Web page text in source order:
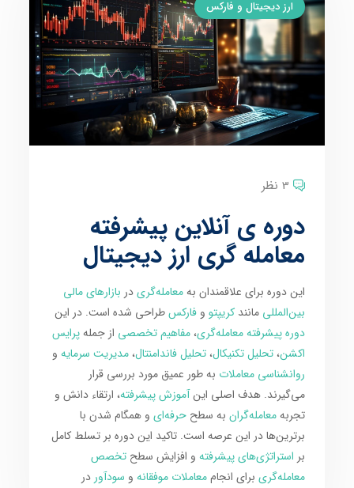
ارز دیجیتال و فارکس
3 نظر
دوره ی آنلاین پیشرفته
معامله گری ارز دیجیتال
این دوره برای علاقمندان بهمعامله‌گریدر بازارهای مالی
بین‌المللی مانندکریپتو وفارکسطراحی شده است. در این
دوره پیشرفته معامله‌گری،مفاهیم تخصصی از جملهپرایس
اکشن،تحلیل تکنیکال،تحلیل فاندامنتال،مدیریت سرمایه و
روانشناسی معاملات به طور عمیق مورد بررسی قرار
می‌گیرند. هدف اصلی اینآموزش پیشرفته، ارتقاء دانش و
تجربهمعامله‌گران به سطححرفه‌ای و همگام شدن با
برترین‌ها در این عرصه است. تاکید این دوره بر تسلط کامل
بر استراتژی‌های پیشرفته و افزایش سطحتخصص
معامله‌گری برای انجاممعاملات موفقانه و سودآوردر